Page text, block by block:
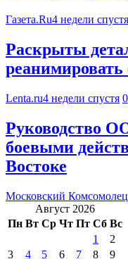
Газета.Ru4 недели спустя
Раскрыты
реанимировать
Lenta.ru4 недели спустя 0
Руководство
боевыми
Востоке
Московский Комсомолец
Август 2026
Пн Вт Ср Чт Пт Сб Вс
1
2
3
4 5 6 7 8
9